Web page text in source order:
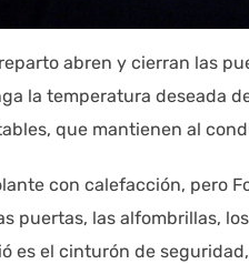
abren y cierran las
la temperatura deseada
que mantienen al
con calefacción, pero
puertas, las alfombrillas,
es el cinturón de